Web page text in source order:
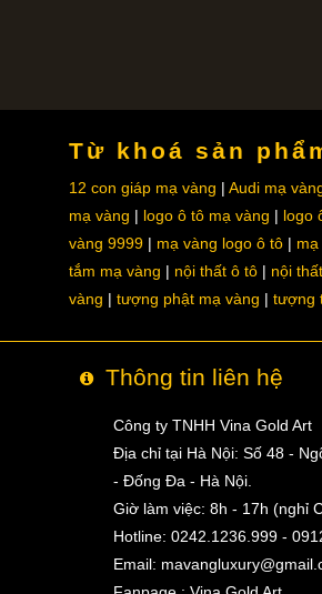
Từ khoá sản
12 con giáp mạ vàng Audi mạ
mạ vàng
logo ô tô mạ vàng logo
vàng 9999
mạ vàng logo ô tô
tắm mạ vàng
nội thất ô tô nội
vàng
tượng phật mạ vàng tượng
Thông tin liên hệ
Công ty TNHH Vina Gold Art
Địa chỉ tại Hà Nội: Số 48 -
- Đống Đa - Hà Nội.
Giờ làm việc: 8h - 17h (nghỉ
Hotline: 0242.1236.999 -
Email: